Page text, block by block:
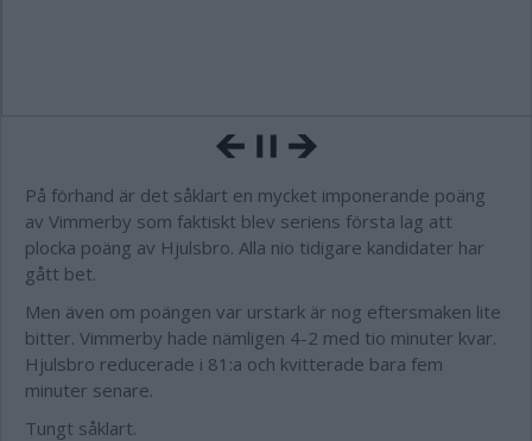
På förhand är det såklart en mycket imponerande poäng
av Vimmerby som faktiskt blev seriens första lag att
plocka poäng av Hjulsbro. Alla nio tidigare kandidater har
gått bet.
Men även om poängen var urstark är nog eftersmaken lite
bitter. Vimmerby hade nämligen 4-2 med tio minuter kvar.
Hjulsbro reducerade i 81:a och kvitterade bara fem
minuter senare.
Tungt såklart.